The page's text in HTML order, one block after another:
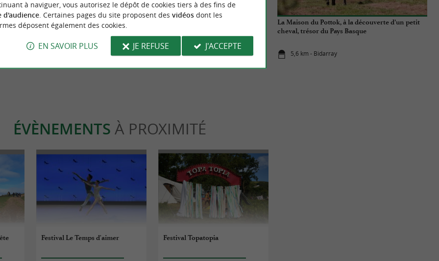
pouvoir vous passer de votre
Rafting à Bidarray : la navette Arteka relie la côte
5,6 km - Bidarray
La Maison du Pottok, à la découverte d’un petit
cheval, trésor du Pays Basque
5,6 km - Bidarray
ÉVÈNEMENTS À PROXIMITÉ
Festival Le Temps d'aimer Festival Topatopia
à naviguer, vous autorisez le dépôt de cookies tiers à des fins de
d'audience. Certaines pages du site proposent des vidéosdont les
déposent également des cookies.
EN SAVOIR PLUS JE REFUSE J'ACCEPTE